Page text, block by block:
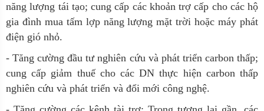
năng lượng tái tạo; cung cấp các khoản trợ cấp cho các hộ
gia đình mua tấm lợp năng lượng mặt trời hoặc máy phát
điện gió nhỏ.
- Tăng cường đầu tư nghiên cứu và phát triển carbon thấp;
cung cấp giảm thuế cho các DN thực hiện carbon thấp
nghiên cứu và phát triển và đổi mới công nghệ.